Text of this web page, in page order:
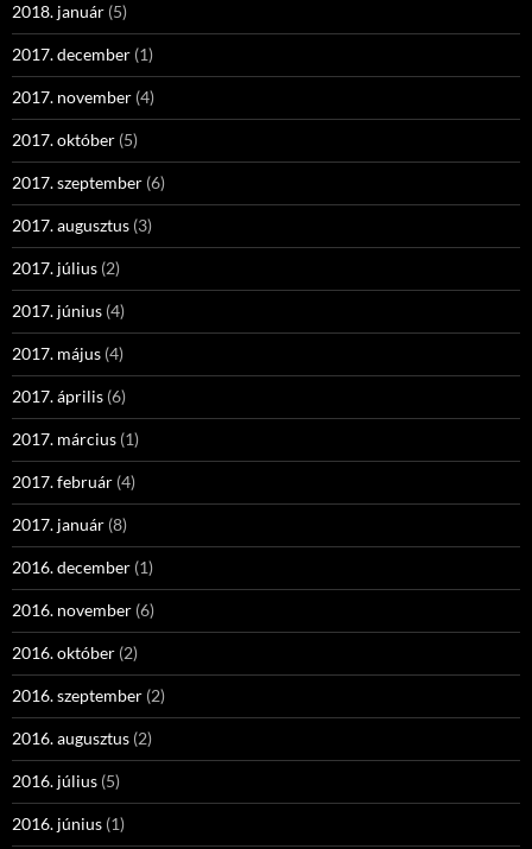
2018. január (5)
2017. december (1)
2017. november (4)
2017. október (5)
2017. szeptember (6)
2017. augusztus (3)
2017. július (2)
2017. június (4)
2017. május (4)
2017. április (6)
2017. március (1)
2017. február (4)
2017. január (8)
2016. december (1)
2016. november (6)
2016. október (2)
2016. szeptember (2)
2016. augusztus (2)
2016. július (5)
2016. június (1)